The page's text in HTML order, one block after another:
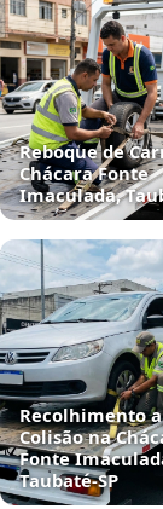
Reboque de
Chácara Fonte
Imaculada,
Recolhimento
Colisão na
Fonte
Taubaté‑SP